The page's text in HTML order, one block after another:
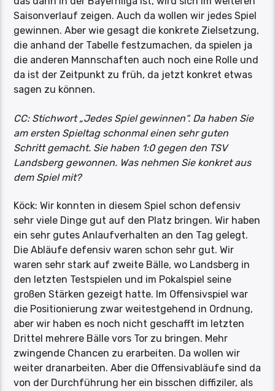
Saisonverlauf zeigen. Auch da wollen wir jedes Spiel
gewinnen. Aber wie gesagt die konkrete Zielsetzung,
die anhand der Tabelle festzumachen, da spielen ja
die anderen Mannschaften auch noch eine Rolle und
da ist der Zeitpunkt zu früh, da jetzt konkret etwas
sagen zu können.
CC: Stichwort „Jedes Spiel gewinnen“. Da haben Sie
am ersten Spieltag schonmal einen sehr guten
Schritt gemacht. Sie haben 1:0 gegen den TSV
Landsberg gewonnen. Was nehmen Sie konkret aus
dem Spiel mit?
Köck: Wir konnten in diesem Spiel schon defensiv
sehr viele Dinge gut auf den Platz bringen. Wir haben
ein sehr gutes Anlaufverhalten an den Tag gelegt.
Die Abläufe defensiv waren schon sehr gut. Wir
waren sehr stark auf zweite Bälle, wo Landsberg in
den letzten Testspielen und im Pokalspiel seine
großen Stärken gezeigt hatte. Im Offensivspiel war
die Positionierung zwar weitestgehend in Ordnung,
aber wir haben es noch nicht geschafft im letzten
Drittel mehrere Bälle vors Tor zu bringen. Mehr
zwingende Chancen zu erarbeiten. Da wollen wir
weiter dranarbeiten. Aber die Offensivabläufe sind da
von der Durchführung her ein bisschen diffiziler, als